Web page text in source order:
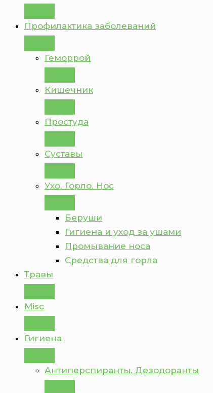
Профилактика заболеваний
Геморрой
Кишечник
Простуда
Суставы
Ухо. Горло. Нос
Беруши
Гигиена и уход за ушами
Промывание носа
Средства для горла
Травы
Misc
Гигиена
Антиперспиранты. Дезодоранты